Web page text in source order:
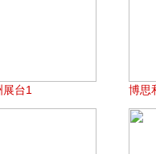
台1 博思